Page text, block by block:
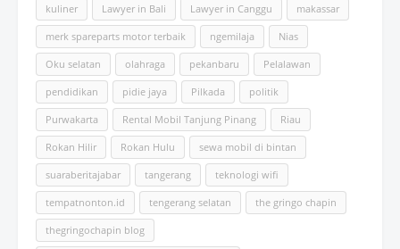
kuliner Lawyer in Bali Lawyer in Canggu makassar
merk spareparts motor terbaik ngemilaja Nias
Oku selatan olahraga pekanbaru Pelalawan
pendidikan pidie jaya Pilkada politik
Purwakarta Rental Mobil Tanjung Pinang Riau
Rokan Hilir Rokan Hulu sewa mobil di bintan
suaraberitajabar tangerang teknologi wifi
tempatnonton.id tengerang selatan the gringo chapin
thegringochapin blog